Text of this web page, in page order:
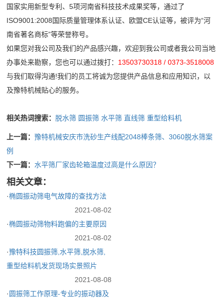
处
理
题
简
介
誉
系
我
们
国家实用新型专利、5项河南省科技技术成果奖等，通过了
ISO9001:2008国际质量管理体系认证、欧盟CE认证等，被评为“河
南省著名商标”等荣誉称号。
如果您对我公司及我们的产品感兴趣，欢迎到我公司或者我公司当地
办事处来勘察，您也可以通过拨打： 13503730318 / 0373-3518008
与我们取得沟通!我们的员工将诚为您提供产品信息和应用知识，以
及豫特机械贴心的服务。
相关热词搜索： 脱水筛 圆振筛 水平筛 直线筛 重型给料机
上一篇：豫特机械安庆市洗砂生产线配2048棒条筛、3060脱水筛案
例
下一篇： 水平筛厂家齿轮箱温度过高是什么原因？
相关文章：
·椭圆振动筛电气故障的查找方法
2021-08-02
·椭圆振动筛物料跑偏的主要原因
2021-08-02
·豫特科技圆振筛,水平筛,脱水筛,
重型给料机发货现场实景照片
2021-08-08
· 圆振筛工作原理-专业的振动器及